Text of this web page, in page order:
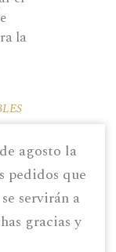
la
los
de
o
pedidos que
servirán a
gracias y